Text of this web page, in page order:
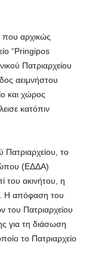
που αρχικώς
“Pringipos
Πατριαρχείου
αειμνήστου
και χώρος
κατόπιν
το
(ΕΔΔΑ)
του ακινήτου, η
Η απόφαση του
Πατριαρχείου
για τη διάσωση
το Πατριαρχείο